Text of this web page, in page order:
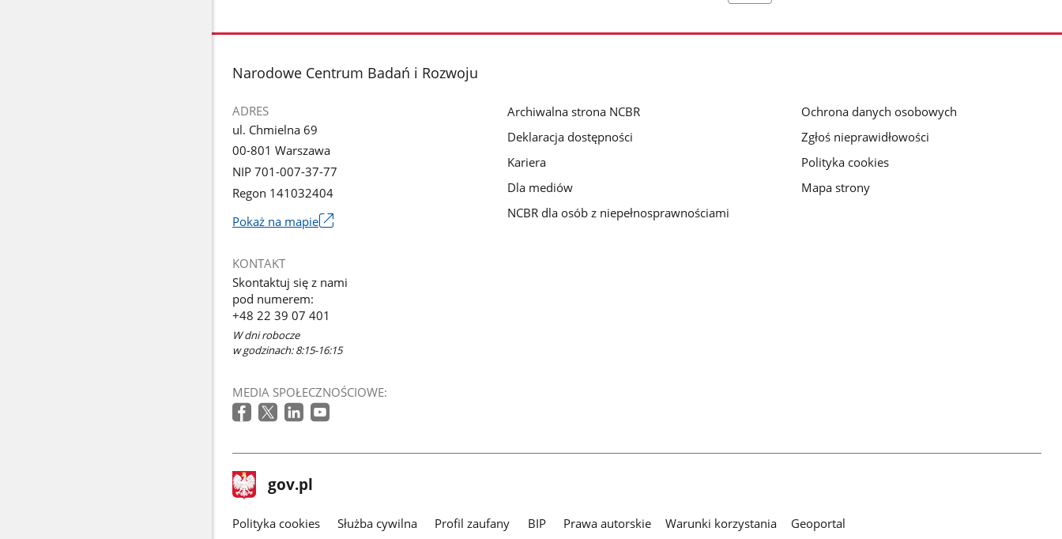
stopka
Narodowe Centrum Badań i Rozwoju
ADRES
ul. Chmielna 69
00-801 Warszawa
NIP 701-007-37-77
Regon 141032404
Pokaż na mapie
się
w
nowym
oknie
KONTAKT
Skontaktuj się z nami
pod numerem:
+48 22 39 07 401
W dni robocze
w godzinach: 8:15-16:15
MEDIA SPOŁECZNOŚCIOWE:
Archiwalna strona NCBR
Deklaracja dostępności
Kariera
Dla mediów
NCBR dla osób z niepełnosprawnościami
Ochrona danych osobowych
Zgłoś nieprawidłowości
Polityka cookies
Mapa strony
stopka
gov.pl Strona
gov.pl
gov.pl
Polityka cookies Służba cywilna Profil zaufany BIP Prawa autorskie Warunki korzystania Geoportal